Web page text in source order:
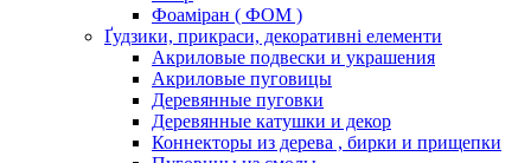
Фоаміран ( ФОМ )
Ґудзики, прикраси, декоративні елементи
Акриловые подвески и украшения
Акриловые пуговицы
Деревянные пуговки
Деревянные катушки и декор
Коннекторы из дерева , бирки и прищепки